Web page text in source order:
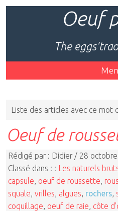
Oeuf
The
Liste des articles avec ce mot
Oeuf de
Rédigé par : Didier / 28
Classé dans : : Les naturels
capsule oeuf de roussette
squale vrilles algues rochers
coquillage oeuf de raie côte